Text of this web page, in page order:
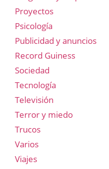
Proyectos
Psicología
Publicidad y anuncios
Record Guiness
Sociedad
Tecnología
Televisión
Terror y miedo
Trucos
Varios
Viajes